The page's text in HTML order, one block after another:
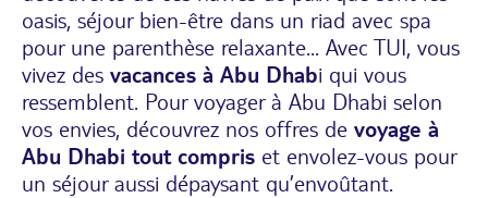
oasis, séjour bien-être dans un riad avec spa
pour une parenthèse relaxante... Avec TUI, vous
vivez des vacances à Abu Dhabi qui vous
ressemblent. Pour voyager à Abu Dhabi selon
vos envies, découvrez nos offres de voyage à
Abu Dhabi tout compris et envolez-vous pour
un séjour aussi dépaysant qu’envoûtant.